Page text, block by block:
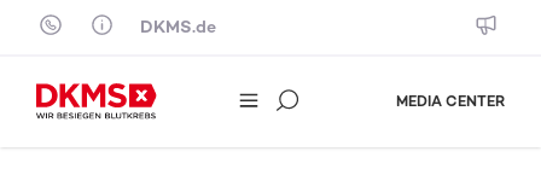
Skip to content
DKMS.de
MEDIA CENTER